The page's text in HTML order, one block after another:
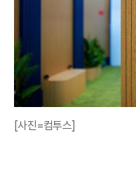
[사진=컴투스]